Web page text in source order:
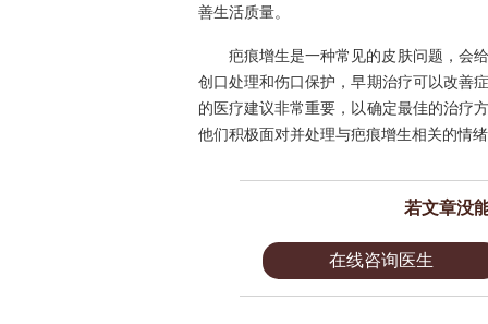
善生活质量。
疤痕增生是一种常见的皮肤问题，会
创口处理和伤口保护，早期治疗可以改善
的医疗建议非常重要，以确定最佳的治疗
他们积极面对并处理与疤痕增生相关的情绪
若文章没
在线咨询医生